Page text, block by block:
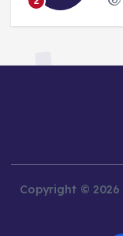
Copyright © 2026